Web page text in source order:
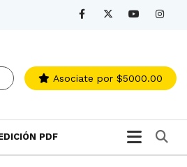
Asociate por $5000.00
PDF